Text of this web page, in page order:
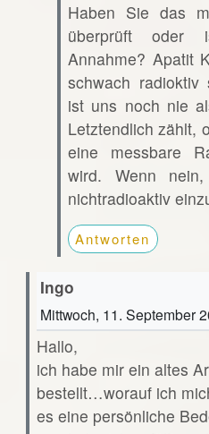
Haben Sie das
überprüft
Annahme? Apatit
schwach radioktiv
ist uns noch nie
Letztendlich zählt,
eine messbare
wird. Wenn
nichtradioaktiv
Antworten
Ingo
Mittwoch, 11. September
Hallo,
ich habe mir ein altes
bestellt…worauf ich
es eine persönliche